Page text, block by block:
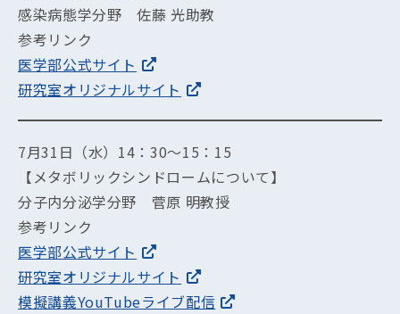
感染病態学分野 佐藤 光助教
参考リンク
医学部公式サイト
研究室オリジナルサイト
7月31日（水）14：30～15：15
【メタボリックシンドロームについて】
分子内分泌学分野 菅原 明教授
参考リンク
医学部公式サイト
研究室オリジナルサイト
模擬講義YouTubeライブ配信